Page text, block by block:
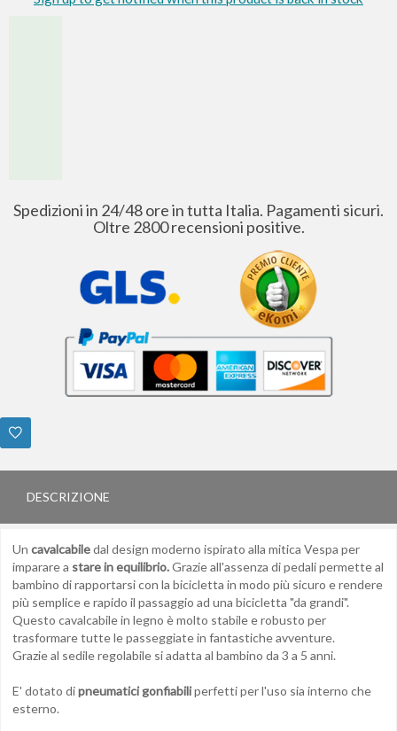
Spedizioni in 24/48 ore in tutta Italia. Pagamenti sicuri.
Oltre 2800 recensioni positive.
DESCRIZIONE
Uncavalcabiledal design moderno ispirato alla mitica Vespa per
imparare a stare in equilibrio.Grazie all'assenza di pedali permette al
bambino di rapportarsi con la bicicletta in modo più sicuro e rendere
più semplice e rapido il passaggio ad una bicicletta "da grandi".
Questo cavalcabile in legno è molto stabile e robusto per
trasformare tutte le passeggiate in fantastiche avventure.
Grazie al sedile regolabile si adatta al bambino da 3 a 5 anni.
E' dotato dipneumatici gonfiabiliperfetti per l'uso sia interno che
esterno.